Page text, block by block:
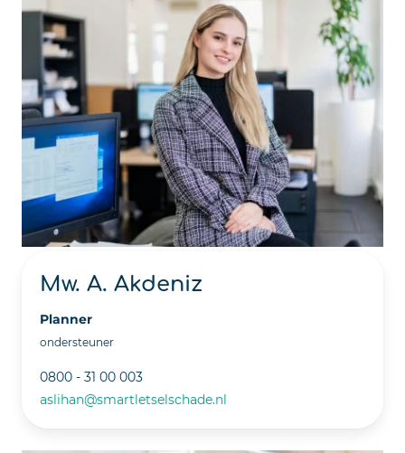
Mw. A. Akdeniz
Planner
ondersteuner
0800 - 31 00 003
aslihan@smartletselschade.nl